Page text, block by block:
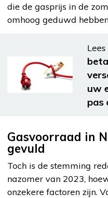
die de gasprijs in de
omhoog geduwd
uw
pas
Gasvoorraad in
gevuld
Toch is de stemming
nazomer van 2023,
onzekere factoren zijn.